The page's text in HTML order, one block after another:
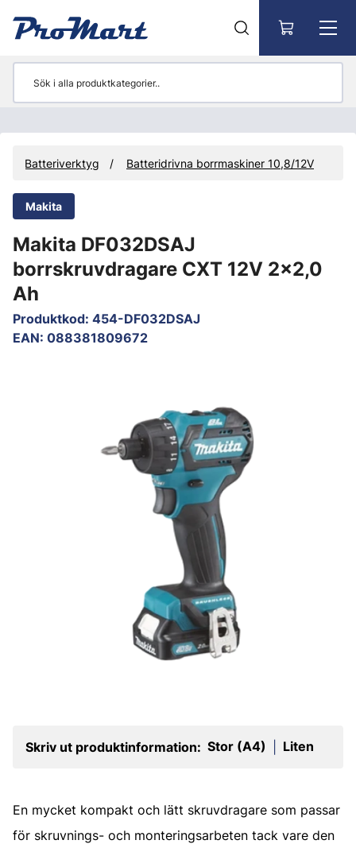
Batteriverktyg Batteridrivna borrmaskiner 10,8/12V
Makita
Makita DF032DSAJ
borrskruvdragare CXT 12V 2x2,0
Ah
Produktkod: 454-DF032DSAJ
EAN: 088381809672
Skriv ut produktinformation: Stor (A4) Liten
En mycket kompakt och lätt skruvdragare som passar
för skruvnings- och monteringsarbeten tack vare den